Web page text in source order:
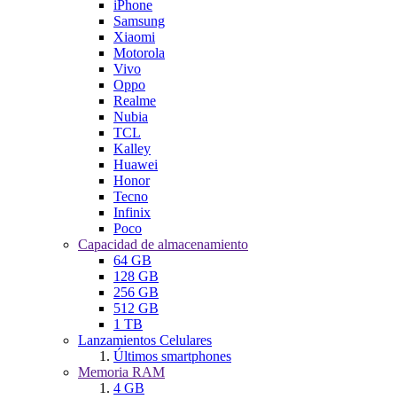
iPhone
Samsung
Xiaomi
Motorola
Vivo
Oppo
Realme
Nubia
TCL
Kalley
Huawei
Honor
Tecno
Infinix
Poco
Capacidad de almacenamiento
64 GB
128 GB
256 GB
512 GB
1 TB
Lanzamientos Celulares
Últimos smartphones
Memoria RAM
4 GB